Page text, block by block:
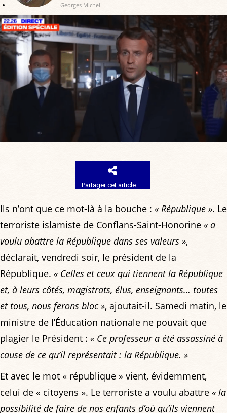
Georges Michel
Partager cet article
Ils n’ont que ce mot-là à la bouche : « République ». Le
terroriste islamiste de Conflans-Saint-Honorine « a
voulu abattre la République dans ses valeurs »,
déclarait, vendredi soir, le président de la
République. « Celles et ceux qui tiennent la République
et, à leurs côtés, magistrats, élus, enseignants… toutes
et tous, nous ferons bloc », ajoutait-il. Samedi matin, le
ministre de l’Éducation nationale ne pouvait que
plagier le Président : « Ce professeur a été assassiné à
cause de ce qu’il représentait : la République. »
Et avec le mot « république » vient, évidemment,
celui de « citoyens ». Le terroriste a voulu abattre « la
possibilité de faire de nos enfants d’où qu’ils viennent